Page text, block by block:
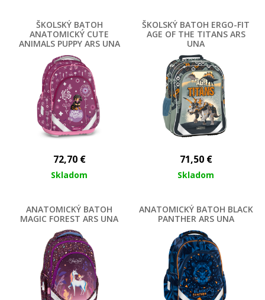
ŠKOLSKÝ BATOH
ANATOMICKÝ CUTE
ANIMALS PUPPY ARS UNA
72,70 €
Skladom
ŠKOLSKÝ BATOH ERGO-FIT
AGE OF THE TITANS ARS
UNA
71,50 €
Skladom
ANATOMICKÝ BATOH
MAGIC FOREST ARS UNA
ANATOMICKÝ BATOH BLACK
PANTHER ARS UNA